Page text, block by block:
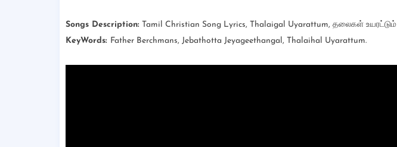
Songs Description: Tamil Christian Song Lyrics, Thalaigal Uyarattum, தலைகள் உயரட்டும்
KeyWords: Father Berchmans, Jebathotta Jeyageethangal, Thalaihal Uyarattum.